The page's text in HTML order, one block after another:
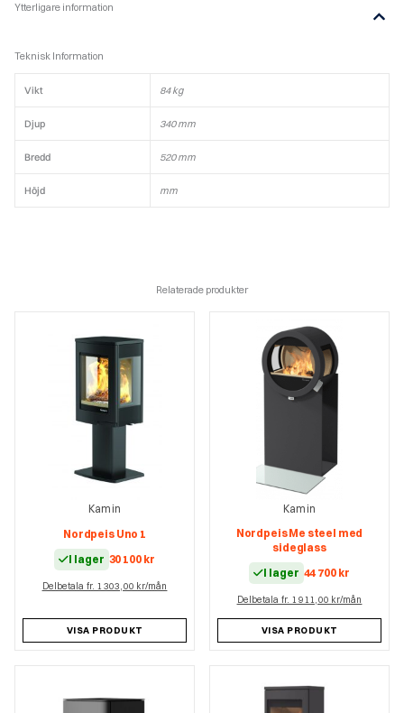
Ytterligare information
Teknisk Information
Vikt 84 kg
Djup 340 mm
Bredd 520 mm
Höjd mm
Relaterade produkter
Kamin
Nordpeis Uno 1
I lager 30 100 kr
Delbetala fr. 1 303,00 kr/mån
VISA PRODUKT
Kamin
Nordpeis Me steel med
sideglass
I lager 44 700 kr
Delbetala fr. 1 911,00 kr/mån
VISA PRODUKT